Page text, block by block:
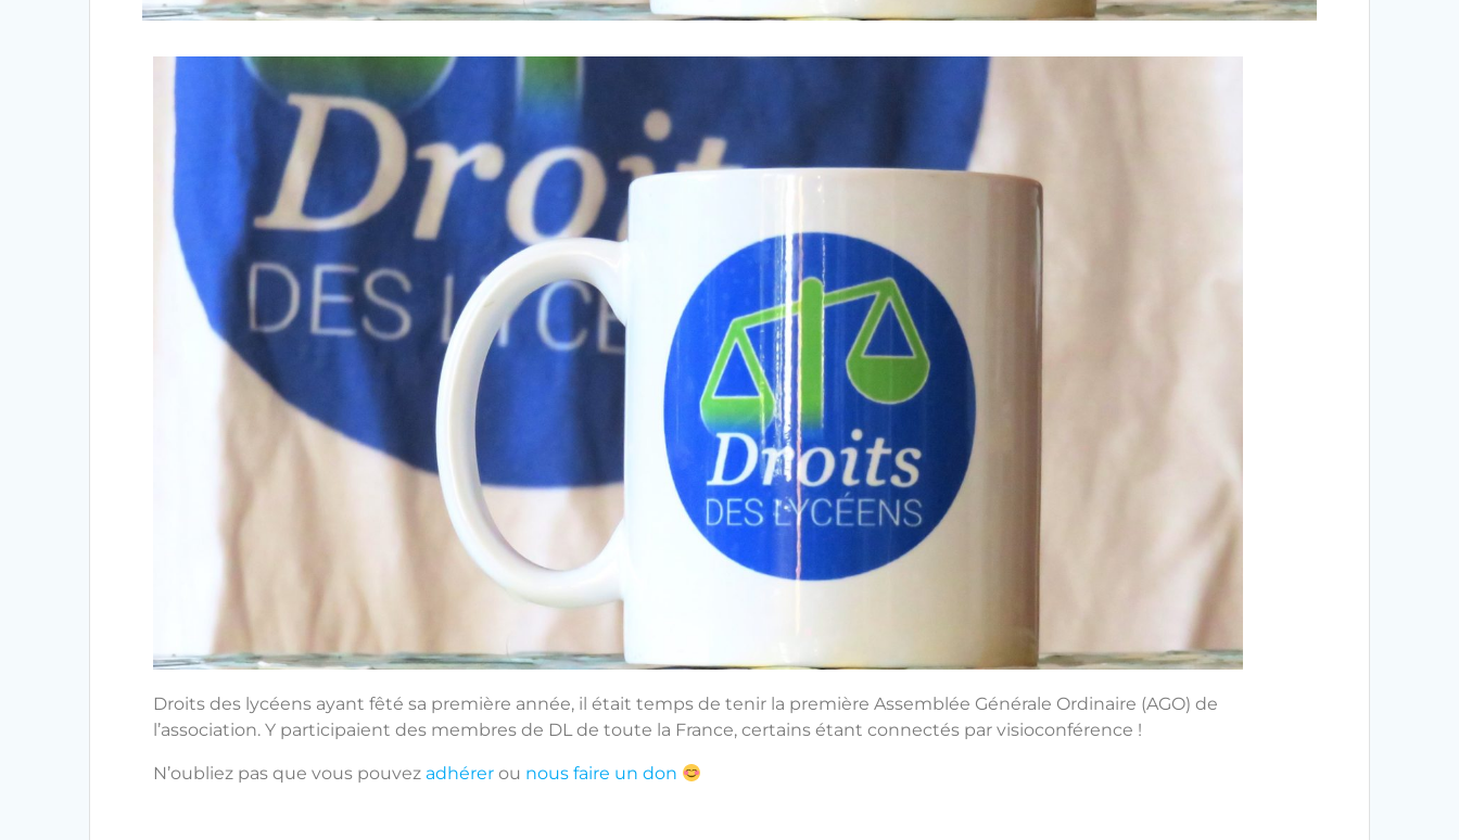
Droits des lycéens ayant fêté sa première année, il était temps de tenir la première Assemblée Générale Ordinaire (AGO) de
l’association. Y participaient des membres de DL de toute la France, certains étant connectés par visioconférence !
N’oubliez pas que vous pouvez adhérer ou nous faire un don